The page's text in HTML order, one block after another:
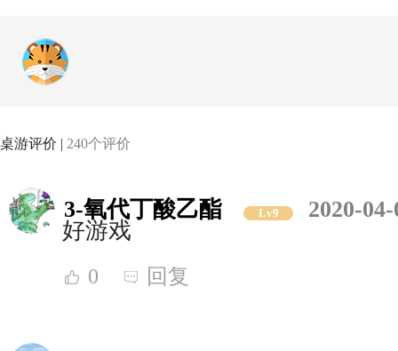
桌游评价 | 240个评价
3-氧代丁酸乙酯 Lv9
2020-
好游戏
0 回复